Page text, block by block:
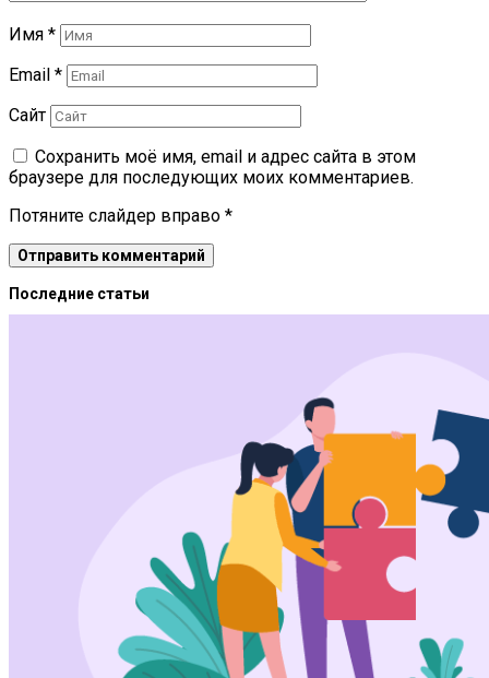
Имя *
Email *
Сайт
Сохранить моё имя, email и адрес сайта в этом
браузере для последующих моих комментариев.
Потяните слайдер вправо *
Последние статьи